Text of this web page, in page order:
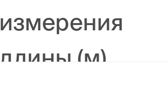
измерения
длины (м)